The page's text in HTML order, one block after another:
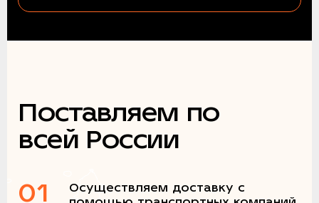
Поставляем по
всей России
01
Осуществляем доставку с